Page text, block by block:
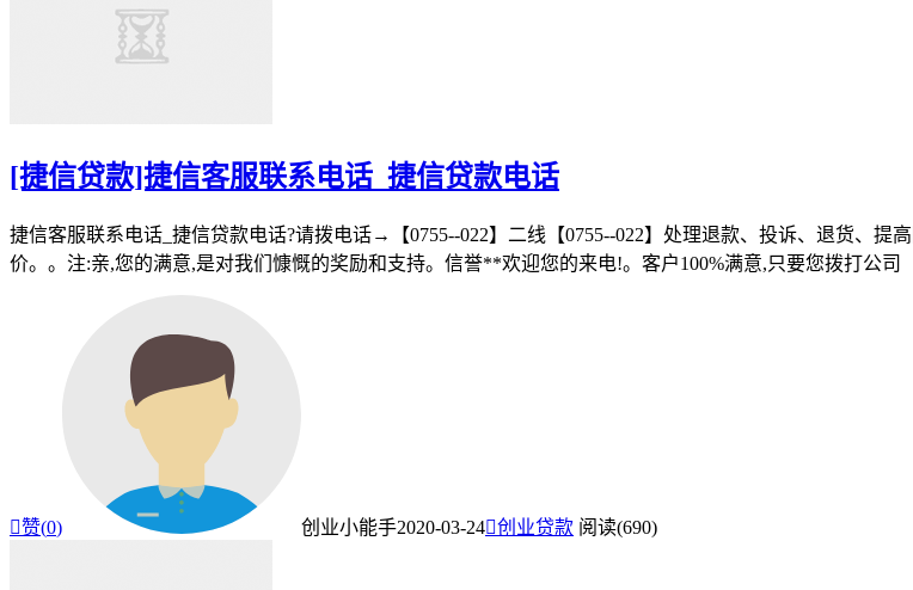
[捷信贷款]捷信客服联系电话_捷信贷款电话
捷信客服联系电话_捷信贷款电话?请拨电话→【0755--022】二线【0755--022】处理退款、投诉、退货、
价。。注:亲,您的满意,是对我们慷慨的奖励和支持。信誉**欢迎您的来电!。客户100%满意,只要您拨打公司
赞(0) 创业小能手2020-03-24创业贷款 阅读(690)